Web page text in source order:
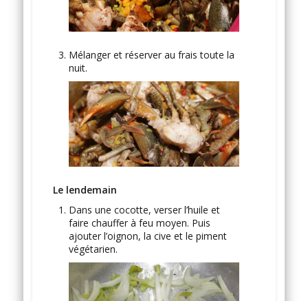
Mélanger et réserver au frais toute la
nuit.
Le lendemain
Dans une cocotte, verser l’huile et
faire chauffer à feu moyen. Puis
ajouter l’oignon, la cive et le piment
végétarien.